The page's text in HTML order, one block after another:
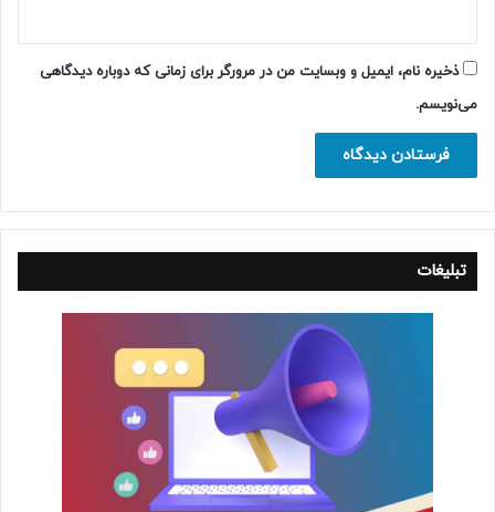
ذخیره نام، ایمیل و وبسایت من در مرورگر برای زمانی که دوباره دیدگاهی
می‌نویسم.
تبلیغات